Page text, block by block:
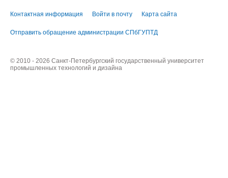
Контактная информация Войти в почту Карта сайта
Отправить обращение администрации СПбГУПТД
© 2010 - 2026 Санкт-Петербургский государственный университет
промышленных технологий и дизайна